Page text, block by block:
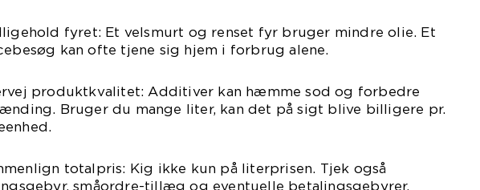
fyret: Et velsmurt og renset fyr bruger mindre olie. Et
kan ofte tjene sig hjem i forbrug alene.
produktkvalitet: Additiver kan hæmme sod og forbedre
Bruger du mange liter, kan det på sigt blive billigere pr.
totalpris: Kig ikke kun på literprisen. Tjek også
småordre-tillæg og eventuelle betalingsgebyrer.